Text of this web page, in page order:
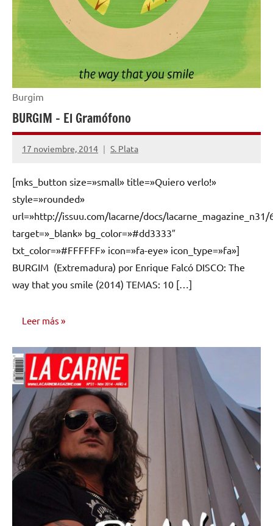
Burgim
BURGIM – El Gramófono
17 noviembre, 2014 S. Plata
No
comentarios
[mks_button size=»small» title=»Quiero verlo!»
style=»rounded»
url=»http://issuu.com/lacarne/docs/lacarne_magazine_n31/
target=»_blank» bg_color=»#dd3333″
txt_color=»#FFFFFF» icon=»fa-eye» icon_type=»fa»]
BURGIM (Extremadura) por Enrique Falcó DISCO: The
way that you smile (2014) TEMAS: 10 […]
Leer más
RESEÑAS